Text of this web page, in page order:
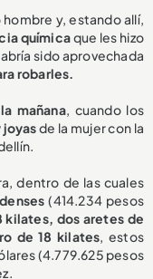
y, estando allí,
químicaque les hizo
sido aprovechada
robarles.
mañana, cuando los
joyasde la mujer con la
dentro de las cuales
(414.234 pesos
kilates, dos aretes de
de 18 kilates, estos
(4.779.625 pesos